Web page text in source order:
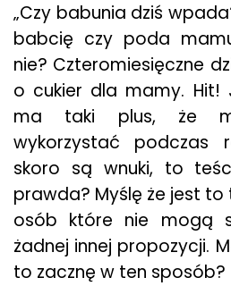
„Czy babunia dziś
babcię czy poda
nie? Czteromiesięczne
o cukier dla mamy. Hit!
ma taki plus, że
wykorzystać podczas
skoro są wnuki, to
prawda? Myślę że jest
osób które nie mogą
żadnej innej propozycji.
to zacznę w ten sposób?